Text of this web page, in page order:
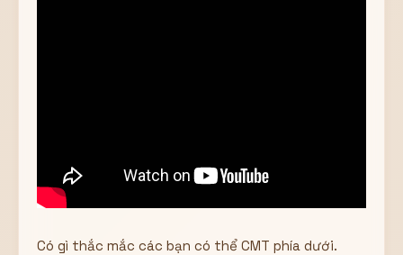
Có gì thắc mắc các bạn có thể CMT phía dưới.